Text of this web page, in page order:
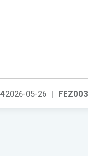
FEZ003
2026-05-26 |